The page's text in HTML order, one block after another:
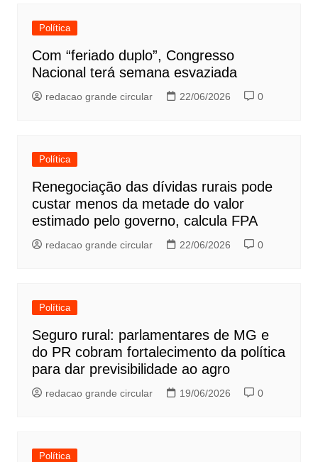
Política
Com “feriado duplo”, Congresso
Nacional terá semana esvaziada
redacao grande circular 22/06/2026 0
Política
Renegociação das dívidas rurais pode
custar menos da metade do valor
estimado pelo governo, calcula FPA
redacao grande circular 22/06/2026 0
Política
Seguro rural: parlamentares de MG e
do PR cobram fortalecimento da política
para dar previsibilidade ao agro
redacao grande circular 19/06/2026 0
Política